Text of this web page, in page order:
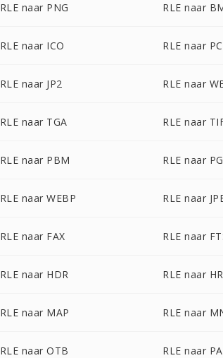
RLE naar PNG RLE naar
RLE naar ICO RLE naar
RLE naar JP2 RLE naar
RLE naar TGA RLE naar
RLE naar PBM RLE naar
RLE naar WEBP RLE naar
RLE naar FAX RLE naar
RLE naar HDR RLE naar
RLE naar MAP RLE naar
RLE naar OTB RLE naar